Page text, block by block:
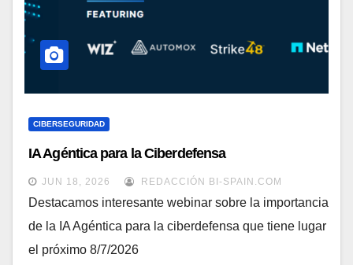
CIBERSEGURIDAD
IA Agéntica para la Ciberdefensa
JUN 18, 2026 REDACCIÓN BI-SPAIN.COM
Destacamos interesante webinar sobre la importancia
de la IA Agéntica para la ciberdefensa que tiene lugar
el próximo 8/7/2026